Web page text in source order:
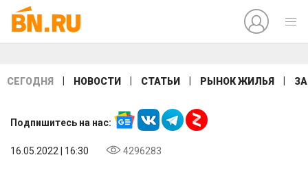
СЕГОДНЯ НОВОСТИ СТАТЬИ РЫНОК ЖИЛЬЯ
Подпишитесь на нас:
16.05.2022 | 16:30 4296283